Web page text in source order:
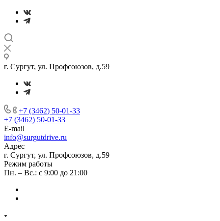
г. Сургут, ул. Профсоюзов, д.59
+7 (3462) 50-01-33
+7 (3462) 50-01-33
E-mail
info@surgutdrive.ru
Адрес
г. Сургут, ул. Профсоюзов, д.59
Режим работы
Пн. – Вс.: с 9:00 до 21:00